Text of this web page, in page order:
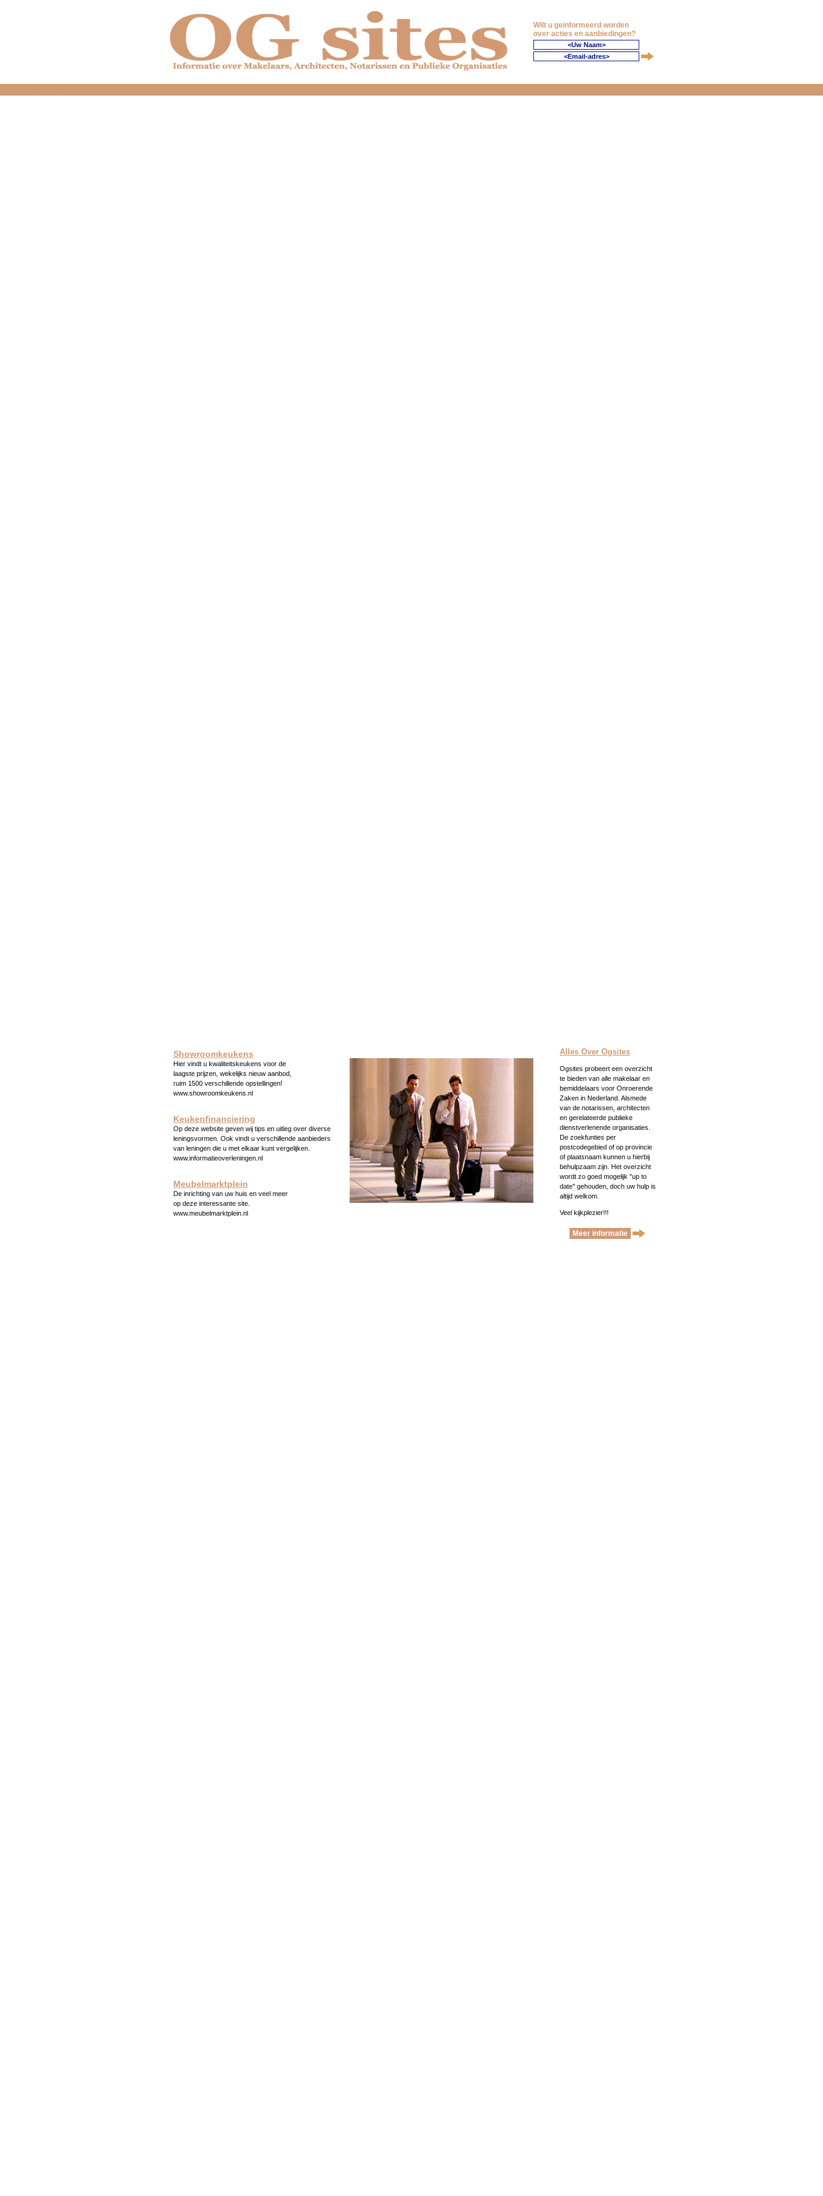
Wilt u geinformeerd worden
over acties en aanbiedingen?
Showroomkeukens
Hier vindt u kwaliteitskeukens voor de
laagste prijzen, wekelijks nieuw aanbod,
ruim 1500 verschillende opstellingen!
www.showroomkeukens.nl
Keukenfinanciering
Op deze website geven wij tips en uitleg over diverse
leningsvormen. Ook vindt u verschillende aanbieders
van leningen die u met elkaar kunt vergelijken.
www.informatieoverleningen.nl
Meubelmarktplein
De inrichting van uw huis en veel meer
op deze interessante site.
www.meubelmarktplein.nl
Alles Over Ogsites
Ogsites probeert een overzicht
te bieden van alle makelaar en
bemiddelaars voor Onroerende
Zaken in Nederland. Alsmede
van de notarissen, architecten
en gerelateerde publieke
dienstverlenende organisaties.
De zoekfunties per
postcodegebied of op provincie
of plaatsnaam kunnen u hierbij
behulpzaam zijn. Het overzicht
wordt zo goed mogelijk ''up to
date'' gehouden, doch uw hulp is
altijd welkom.
Veel kijkplezier!!!
Meer informatie